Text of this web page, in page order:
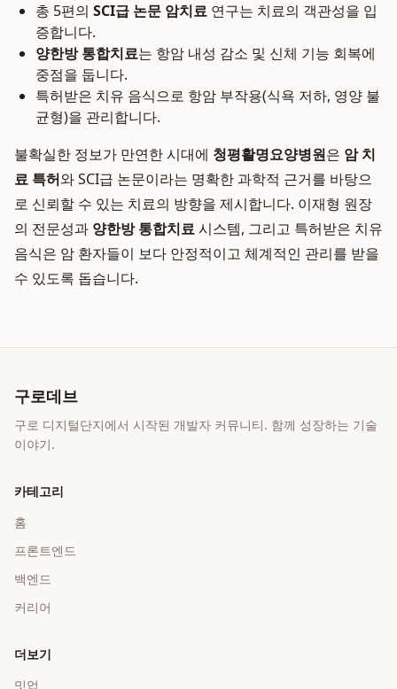
총 5편의 SCI급 논문 암치료 연구는 치료의 객관성을 입
증합니다.
양한방 통합치료는 항암 내성 감소 및 신체 기능 회복에
중점을 둡니다.
특허받은 치유 음식으로 항암 부작용(식욕 저하, 영양 불
균형)을 관리합니다.
불확실한 정보가 만연한 시대에 청평활명요양병원은 암 치
료 특허와 SCI급 논문이라는 명확한 과학적 근거를 바탕으
로 신뢰할 수 있는 치료의 방향을 제시합니다. 이재형 원장
의 전문성과 양한방 통합치료시스템, 그리고 특허받은 치유
음식은 암 환자들이 보다 안정적이고 체계적인 관리를 받을
수 있도록 돕습니다.
구로데브
구로 디지털단지에서 시작된 개발자 커뮤니티. 함께 성장하는 기술
이야기.
카테고리
홈
프론트엔드
백엔드
커리어
더보기
밋업